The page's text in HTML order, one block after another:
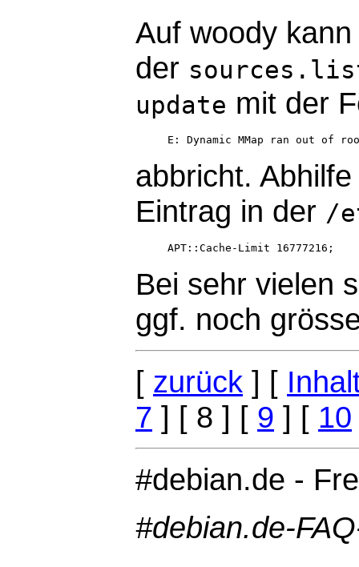
Auf woody
der
update mit der
abbricht.
Eintrag in der /
Bei sehr vielen
ggf. noch
[ zurück ] [
7 ] [ 8 ] [ 9 ] [ 10
#debian.de -
#debian.de-